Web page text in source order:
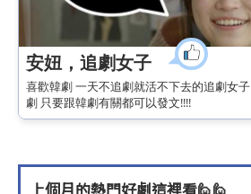
安妞，追劇女子
喜歡韓劇一天不追劇就活不下去的追劇女子
劇 只要跟韓劇有關都可以發文!!!!
上個月的熱門好劇這裡看🙋🙋